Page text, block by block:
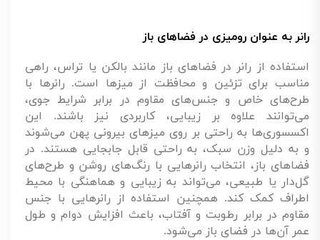
رانر به عنوان رومیزی در فضاهای باز
استفاده از رانر در فضاهای باز مانند بالکن یا تراس، راهی
مناسب برای تزئین و محافظت از میزها است. رانرها با
طرح‌های خاص و جنس‌های مقاوم در برابر شرایط جوی،
می‌توانند علاوه بر زیبایی، کاربردی نیز باشند. این
اکسسوری‌ها به راحتی بر روی میزهای بیرونی پهن می‌شوند
و به دلیل وزن سبک، به راحتی قابل جابجایی هستند. در
فضاهای باز، انتخاب رانرهایی با رنگ‌های روشن و طرح‌های
گل‌دار یا طبیعی، می‌تواند به زیبایی و هماهنگی با محیط
اطراف کمک کند. همچنین استفاده از رانرهایی با جنس
مقاوم در برابر رطوبت و آفتاب، باعث افزایش دوام و طول
عمر آن‌ها در فضای باز می‌شود.